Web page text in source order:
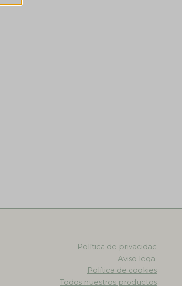
Política de privacidad
Aviso legal
Política de cookies
Todos nuestros productos